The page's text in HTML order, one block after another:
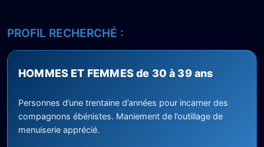
PROFIL RECHERCHÉ :
HOMMES ET FEMMES de 30 à 39 ans
Personnes d’une trentaine d’années pour incarner des
compagnons ébénistes. Maniement de l’outillage de
menuiserie apprécié.